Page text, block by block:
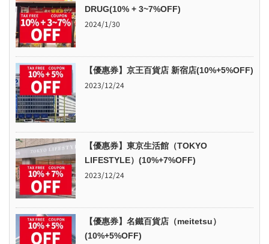
DRUG(10% + 3~7%OFF)
2024/1/30
【優惠券】京王百貨店 新宿店(10%+5%OFF)
2023/12/24
【優惠券】東京生活館（TOKYO
LIFESTYLE）(10%+7%OFF)
2023/12/24
【優惠券】名鐵百貨店（meitetsu）
(10%+5%OFF)